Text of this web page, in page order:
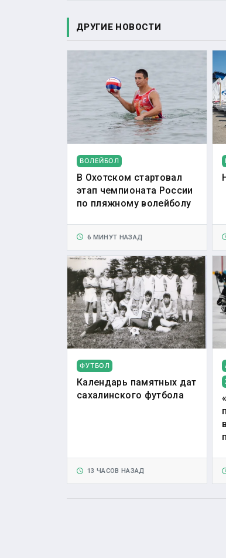
ДРУГИЕ НОВОСТИ
ВОЛЕЙБОЛ
В Охотском стартовал
этап чемпионата России
по пляжному волейболу
6 МИНУТ НАЗАД
ФУТБОЛ
Календарь памятных дат
сахалинского футбола
13 ЧАСОВ НАЗАД